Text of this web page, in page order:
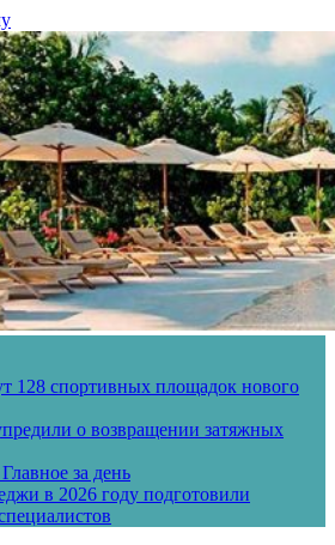
128 спортивных площадок нового
о возвращении затяжных
за день
в 2026 году подготовили